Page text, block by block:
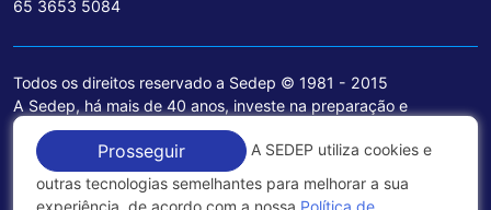
65 3653 5084
Todos os direitos reservado a Sedep © 1981 - 2015
A Sedep, há mais de 40 anos, investe na preparação e
treinamento de funcionários e na aquisição de tecnologia de
ponta para a ampliação de seu portfólio de serviços voltados
para a área jurídica, que contemplam informações seguras e
excelentes soluções empresariais.
Prosseguir
A SEDEP utiliza cookies e
outras tecnologias semelhantes para melhorar a sua
experiência, de acordo com a nossa Política de